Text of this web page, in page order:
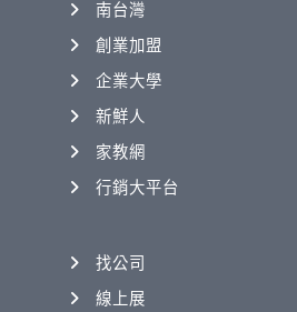
南台灣
創業加盟
企業大學
新鮮人
家教網
行銷大平台
找公司
線上展